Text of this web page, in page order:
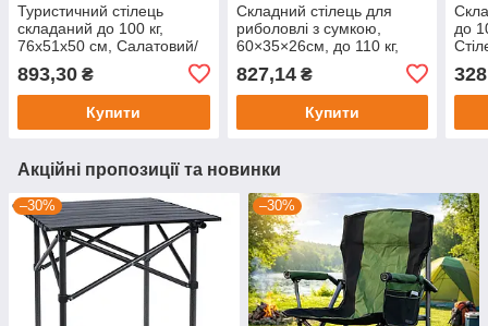
Туристичний стілець
складаний до 100 кг,
76x51x50 см, Салатовий/
для риболовлі/
Розкладний
893,30 ₴
Купити
Складний стілець для
риболовлі з сумкою,
60×35×26см, до 110 кг,
стілець для пікніка
827,14₴
Купити
до
328
Акційні пропозиції та новинки
–30% –30%